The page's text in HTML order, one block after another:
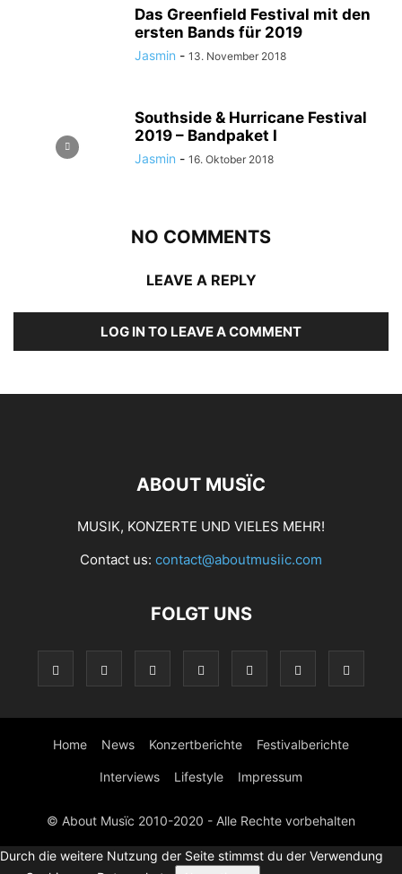
Das Greenfield Festival mit den
ersten Bands für 2019
Jasmin - 13. November 2018
Southside & Hurricane Festival
2019 – Bandpaket I
Jasmin - 16. Oktober 2018
NO COMMENTS
LEAVE A REPLY
LOG IN TO LEAVE A COMMENT
ABOUT MUSÏC
MUSIK, KONZERTE UND VIELES MEHR!
Contact us: contact@aboutmusiic.com
FOLGT UNS
Home News Konzertberichte Festivalberichte
Interviews Lifestyle Impressum
© About Musïc 2010-2020 - Alle Rechte vorbehalten
Durch die weitere Nutzung der Seite stimmst du der Verwendung